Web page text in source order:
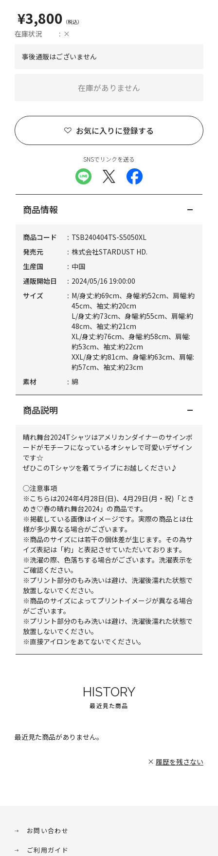
¥3,800
在庫状況 ×
事後通販はございません
お気に入りに登録する
在庫がありません
SNSでリンクを送る
商品情報
商品コード
TSB240404TS-S5050XL
発売元
株式会社STARDUST HD.
生産国
中国
通販開始日
2024/05/16 19:00:00
サイズ
M/身丈:約69cm、身幅:約52cm、肩幅:約
45cm、袖丈:約20cm
L/身丈:約73cm、身幅:約55cm、肩幅:約
48cm、袖丈:約21cm
XL/身丈:約76cm、身幅:約58cm、肩幅:
約53cm、袖丈:約22cm
XXL/身丈:約81cm、身幅:約63cm、肩幅:
約57cm、袖丈:約23cm
素材
綿
商品説明
晴れ舞台2024Tシャツはアメリカンダイナーのサインボ
ードがモチーフになっているオシャレで可愛いデザイン
です☆
ぜひこのTシャツを着てライブにお越しください♪
◯注意事項
※こちらは2024年4月28日(日)、4月29日(月・祝)「とき
めき♡春の晴れ舞台2024」の商品です。
※掲載している画像はイメージです。実際の商品とは仕
様が多少異なる場合がございます。
※商品のサイズには若干の個体差が生じます。その為サ
イズ表記は「約」と表記させていただいております。
※洗濯の際、色落ちする場合がございます。洗濯表示を
ご確認ください。
※プリント部分のもみ洗いは避け、洗濯後濡れた状態で
放置しないでください。
※商品のサイズによってプリントイメージが異なる場合
がございます。
※プリント部分のもみ洗いは避け、洗濯後濡れた状態で
放置しないでください。
※直接アイロンをあてないでください。
HISTORY
最近見た商品
最近見た商品がありません。
履歴を残さない
お問い合わせ
ご利用ガイド